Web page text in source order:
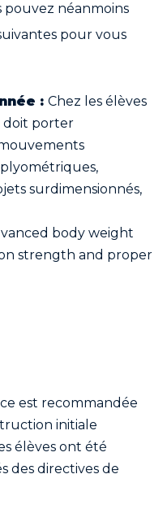
pouvez néanmoins
pour vous
: Chez les élèves
doit porter
surdimensionnés,
body weight
strength and proper
est recommandée
initiale
élèves ont été
des directives de